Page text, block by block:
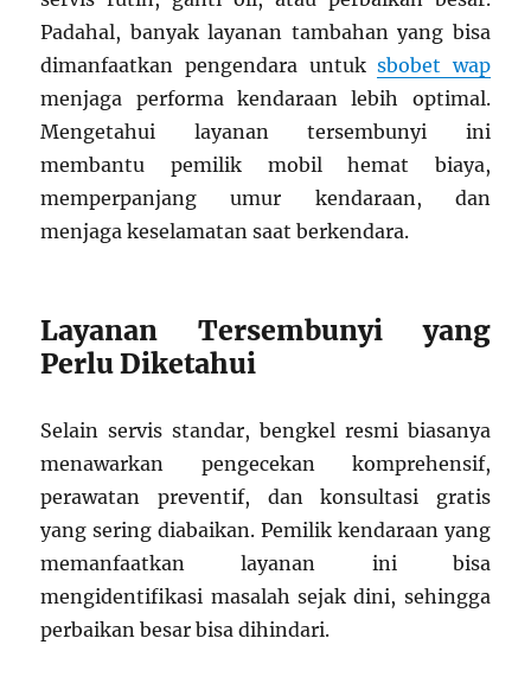
Padahal, banyak layanan tambahan yang bisa
dimanfaatkan pengendara untuksbobet wap
menjaga performa kendaraan lebih optimal.
Mengetahui layanan tersembunyi ini
membantu pemilik mobil hemat biaya,
memperpanjang umur kendaraan, dan
menjaga keselamatan saat berkendara.
Layanan Tersembunyi yang
Perlu Diketahui
Selain servis standar, bengkel resmi biasanya
menawarkan pengecekan komprehensif,
perawatan preventif, dan konsultasi gratis
yang sering diabaikan. Pemilik kendaraan yang
memanfaatkan layanan ini bisa
mengidentifikasi masalah sejak dini, sehingga
perbaikan besar bisa dihindari.